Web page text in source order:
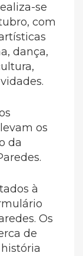
se
com
dança,
os
da
à
Os
de